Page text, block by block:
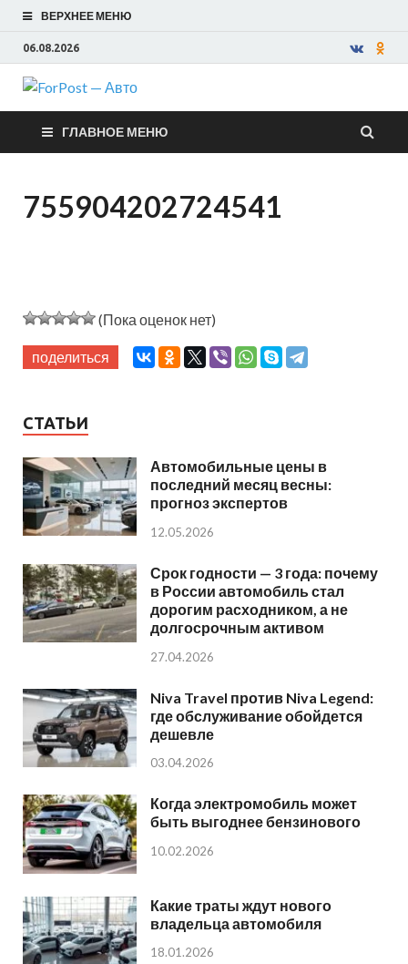
ВЕРХНЕЕ МЕНЮ
06.08.2026
ForPost —
Авто
ГЛАВНОЕ МЕНЮ
755904202724541
(Пока оценок нет)
поделиться
СТАТЬИ
Автомобильные цены в
последний месяц весны:
прогноз экспертов
12.05.2026
Срок годности — 3 года: почему
в России автомобиль стал
дорогим расходником, а не
долгосрочным активом
27.04.2026
Niva Travel против Niva Legend:
где обслуживание обойдется
дешевле
03.04.2026
Когда электромобиль может
быть выгоднее бензинового
10.02.2026
Какие траты ждут нового
владельца автомобиля
18.01.2026